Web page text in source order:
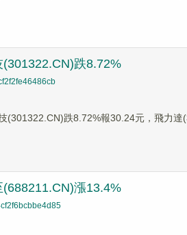
(301322.CN)跌8.72%
(301322.CN)跌8.72%報30.24元，飛力
(688211.CN)漲13.4%